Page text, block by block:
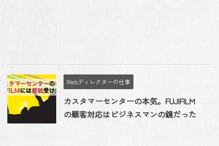
Webディレクターの仕事
カスタマーセンターの本気。FUJIFILM
の顧客対応はビジネスマンの鏡だった